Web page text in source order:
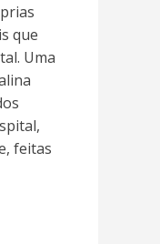
que
Uma
feitas